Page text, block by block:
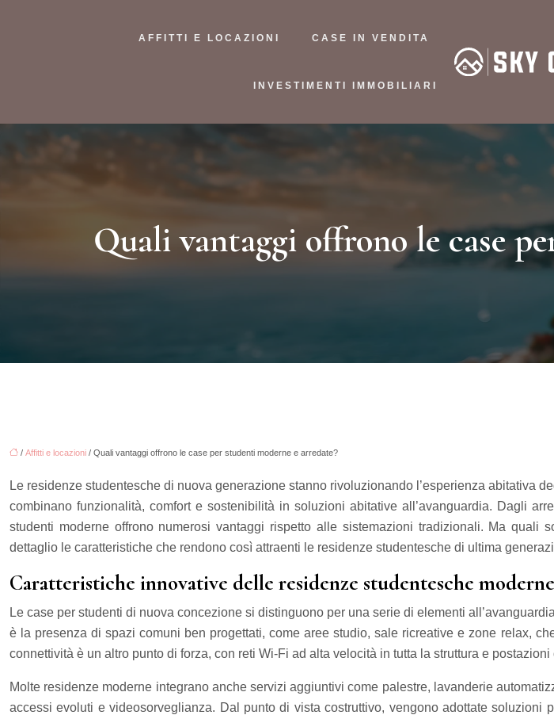
CASE IN VENDITA
AFFITTI E LOCAZIONI
INVESTIMENTI IMMOBILIARI
Quali vantaggi offrono le case
/ Affitti e locazioni / Quali vantaggi offrono le case per studenti moderne e arredate?
Le residenze studentesche di nuova generazione stanno rivoluzionando l’esperienza abitativa
combinano funzionalità, comfort e sostenibilità in soluzioni abitative all’avanguardia. Dagli
studenti moderne offrono numerosi vantaggi rispetto alle sistemazioni tradizionali. Ma
dettaglio le caratteristiche che rendono così attraenti le residenze studentesche di ultima
Caratteristiche innovative delle residenze studentesche moderne
Le case per studenti di nuova concezione si distinguono per una serie di elementi
è la presenza di spazi comuni ben progettati, come aree studio, sale ricreative e zone relax,
connettività è un altro punto di forza, con reti Wi-Fi ad alta velocità in tutta la struttura e postazioni
Molte residenze moderne integrano anche servizi aggiuntivi come palestre, lavanderie
accessi evoluti e videosorveglianza. Dal punto di vista costruttivo, vengono adottate